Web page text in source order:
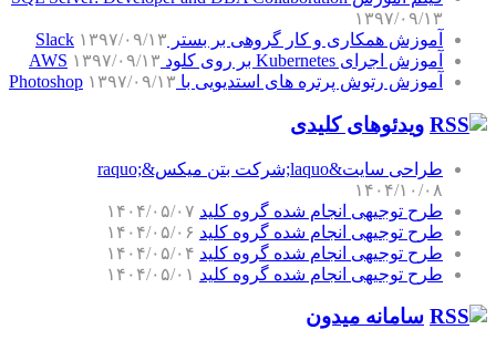
۱۳۹۷/۰۹/۱۳
آموزش همکاری و کار گروهی بر بستر Slack ۱۳۹۷/۰۹/۱۳
آموزش اجرای Kubernetes بر روی کلود AWS
۱۳۹۷/۰۹/۱۳
آموزش رتوش پرتره های استدیویی با Photoshop ۱۳۹۷/۰۹/۱۳
ویدئوهای کلیدی
طراحی سایت&laquo;شرکت بتن میکس&raquo;
۱۴۰۴/۱۰/۰۸
طرح توجیهی انجام شده گروه کلید ۱۴۰۴/۰۵/۰۷
طرح توجیهی انجام شده گروه کلید ۱۴۰۴/۰۵/۰۶
طرح توجیهی انجام شده گروه کلید ۱۴۰۴/۰۵/۰۴
طرح توجیهی انجام شده گروه کلید ۱۴۰۴/۰۵/۰۱
سامانه میدون